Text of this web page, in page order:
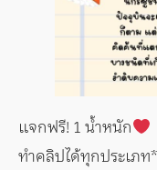
แจกฟรี! 1 น้ำหนัก
ทำคลิปได้ทุกประเภ